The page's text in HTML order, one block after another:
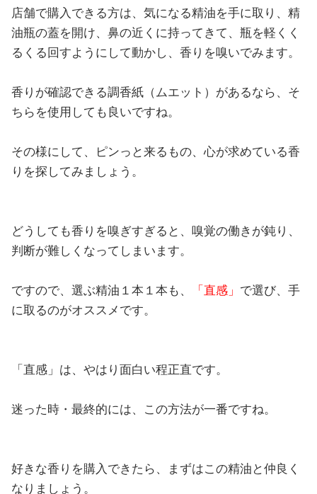
店舗で購入できる方は、気になる精油を手に取り、精
油瓶の蓋を開け、鼻の近くに持ってきて、瓶を軽くく
るくる回すようにして動かし、香りを嗅いでみます。
香りが確認できる調香紙（ムエット）があるなら、そ
ちらを使用しても良いですね。
その様にして、ピンっと来るもの、心が求めている香
りを探してみましょう。
どうしても香りを嗅ぎすぎると、嗅覚の働きが鈍り、
判断が難しくなってしまいます。
ですので、選ぶ精油１本１本も、 「直感」 で選び、手
に取るのがオススメです。
「直感」は、やはり面白い程正直です。
迷った時・最終的には、この方法が一番ですね。
好きな香りを購入できたら、まずはこの精油と仲良く
なりましょう。